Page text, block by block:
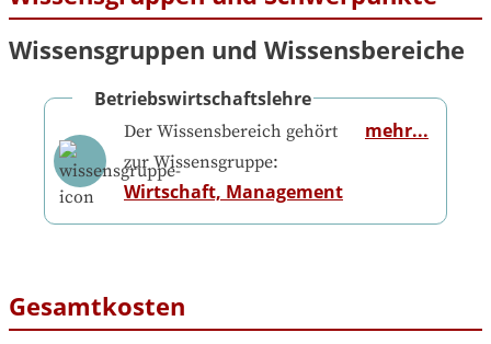
Wissensgruppen und Wissensbereiche
Betriebswirtschaftslehre
Der Wissensbereich gehört
zur Wissensgruppe:
Wirtschaft, Management
mehr...
Gesamtkosten